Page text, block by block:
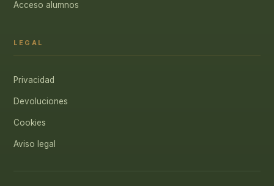
Acceso alumnos
LEGAL
Privacidad
Devoluciones
Cookies
Aviso legal